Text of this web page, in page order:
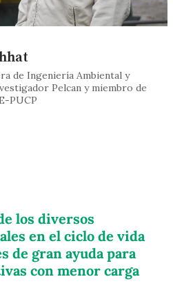
de Ingeniería Ambiental y
Pelcan y miembro de
PUCP
los diversos
en el ciclo de vida
de gran ayuda para
con menor carga